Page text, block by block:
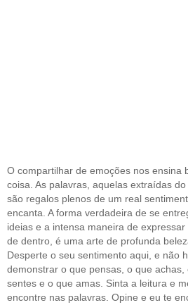
O compartilhar de emoções nos ensina
coisa. As palavras, aquelas extraídas
são regalos plenos de um real
encanta. A forma verdadeira de se
ideias e a intensa maneira de expressar
de dentro, é uma arte de profunda
Desperte o seu sentimento aqui, e não
demonstrar o que pensas, o que achas,
sentes e o que amas. Sinta a leitura e
encontre nas palavras. Opine e eu te